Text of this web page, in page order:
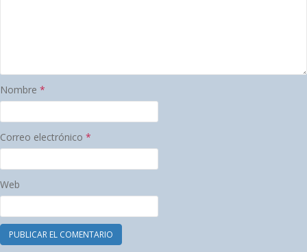
Nombre *
Correo electrónico *
Web